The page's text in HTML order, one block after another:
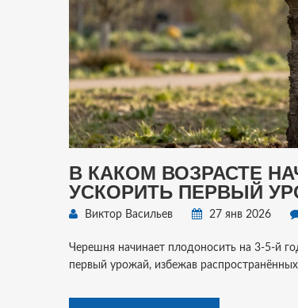
В КАКОМ ВОЗРАСТЕ
УСКОРИТЬ ПЕРВЫЙ
Виктор Васильев 27 янв 2026
Черешня начинает плодоносить на 3-5-й
первый урожай, избежав